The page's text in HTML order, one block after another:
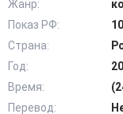
Нестеровы
брак от финальной
Жанр:
Показ РФ:
Страна:
Год:
Время:
Перевод: